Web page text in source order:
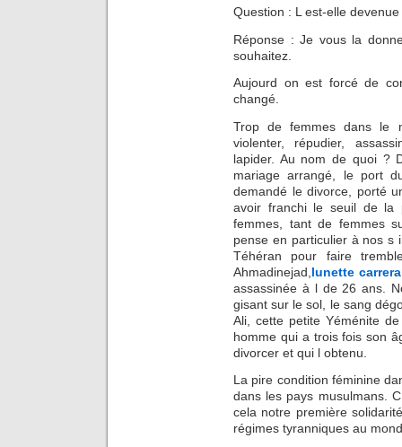
Question : L est-elle
Réponse : Je vous la
souhaitez.
Aujourd on est forcé de
changé.
Trop de femmes dans le
violenter, répudier,
lapider. Au nom de quoi ?
mariage arrangé, le port
demandé le divorce, porté
avoir franchi le seuil de la
femmes, tant de femmes
pense en particulier à nos s
Téhéran pour faire
Ahmadinejad, lunette carrera
assassinée à l de 26 ans.
gisant sur le sol, le sang
Ali, cette petite Yéménite
homme qui a trois fois son
divorcer et qui l obtenu.
La pire condition féminine
dans les pays musulmans.
cela notre première
régimes tyranniques au